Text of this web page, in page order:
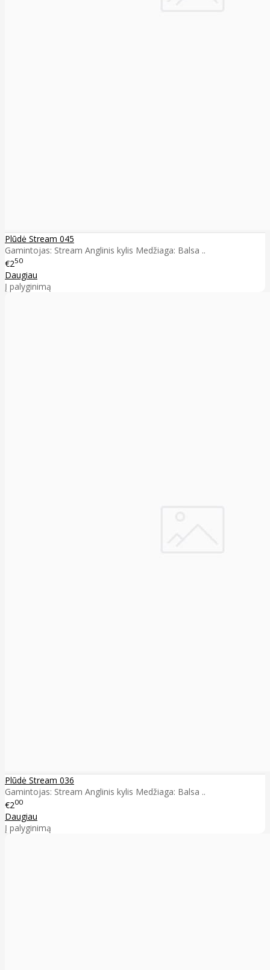
Plūdė Stream 045
Gamintojas: Stream Anglinis kylis Medžiaga: Balsa ..
€250
Daugiau
Į palyginimą
Plūdė Stream 036
Gamintojas: Stream Anglinis kylis Medžiaga: Balsa ..
€200
Daugiau
Į palyginimą